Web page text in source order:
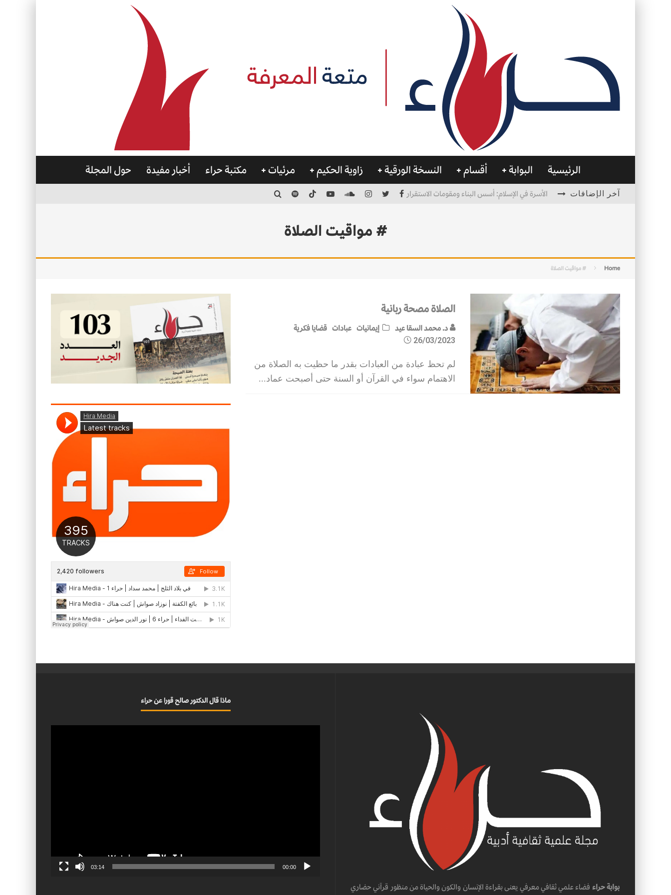
الرئيسية البوابة أقسام النسخة الورقية زاوية الحكيم مرئيات مكتبة حراء أخبار مفيدة حول المجلة
آخر الإضافات الأسرة في الإسلام: أسس البناء ومقومات الاستقرار
# مواقيت الصلاة
Home # مواقيت الصلاة
الصلاة مصحة ربانية
د. محمد السقا عيد إيمانيات عبادات قضايا فكرية
26/03/2023
لم تحظ عبادة من العبادات بقدر ما حظيت به الصلاة من
الاهتمام سواء في القرآن أو السنة حتى أصبحت عماد...
بوابة حراء فضاء علمي ثقافي معرفي يعنى بقراءة الإنسان والكون والحياة من منظور قرآني حضاري
ماذا قال الدكتور صالح قورا عن حراء
00:00
03:14